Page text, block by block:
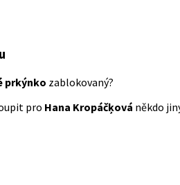
prkýnko zablokovaný?
pro Hana Kropáčķová někdo